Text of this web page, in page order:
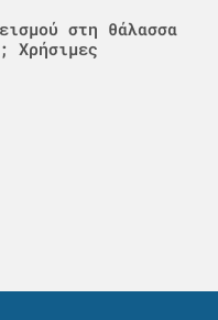
στη θάλασσα
Χρήσιμες